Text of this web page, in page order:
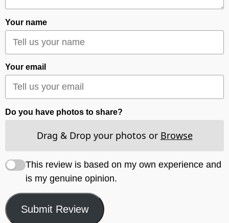
Your name
Your email
Do you have photos to share?
Drag & Drop your photos or Browse
This review is based on my own experience and
is my genuine opinion.
Submit Review